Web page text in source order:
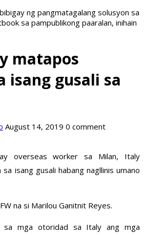
ng pangmatagalang solusyon sa
sa pampublikong paaralan, inihain
matapos
isang gusali sa
August 14, 2019 0 comment
overseas worker sa Milan, Italy
isang gusali habang nagllinis umano
na si Marilou Ganitnit Reyes.
sa mga otoridad sa Italy ang mga